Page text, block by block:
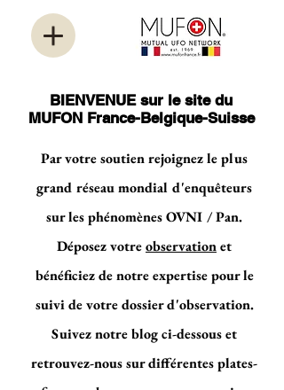
BIENVENUE sur le site du
MUFON France-Belgique-Suisse
Par votre soutien rejoignez le plus
grand réseau mondial d'enquêteurs
sur les phénomènes OVNI / Pan.
Déposez votreobservationet
bénéficiez de notre expertise pour le
suivi de votre dossier d'observation.
Suivez notre blog ci-dessous et
retrouvez-nous sur différentes plates-